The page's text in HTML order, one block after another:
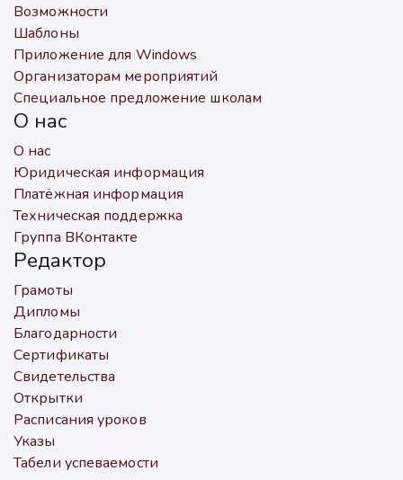
Возможности
Шаблоны
Приложение для Windows
Организаторам мероприятий
Специальное предложение школам
О нас
О нас
Юридическая информация
Платёжная информация
Техническая поддержка
Группа ВКонтакте
Редактор
Грамоты
Дипломы
Благодарности
Сертификаты
Свидетельства
Открытки
Расписания уроков
Указы
Табели успеваемости